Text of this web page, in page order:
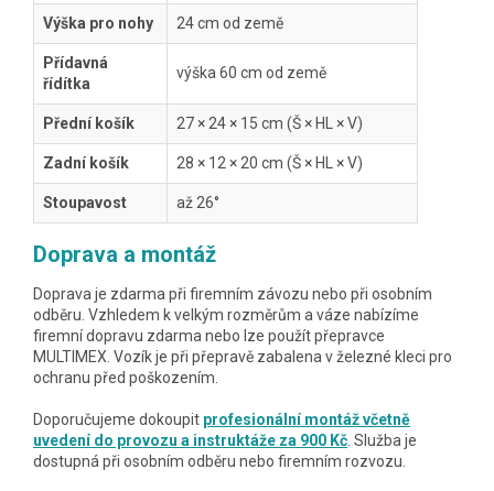
Výška pro nohy 24 cm od země
Přídavná
řídítka
výška 60 cm od země
Přední košík 27 × 24 × 15 cm (Š × HL × V)
Zadní košík 28 × 12 × 20 cm (Š × HL × V)
Stoupavost až 26°
Doprava a montáž
Doprava je zdarma při firemním závozu nebo při osobním
odběru. Vzhledem k velkým rozměrům a váze nabízíme
firemní dopravu zdarma nebo lze použít přepravce
MULTIMEX. Vozík je při přepravě zabalena v železné kleci pro
ochranu před poškozením.
Doporučujeme dokoupit profesionální montáž včetně
uvedení do provozu a instruktáže za 900 Kč . Služba je
dostupná při osobním odběru nebo firemním rozvozu.